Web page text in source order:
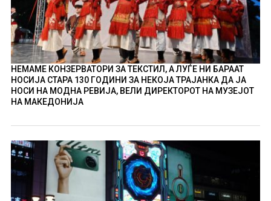
НЕМАМЕ КОНЗЕРВАТОРИ ЗА ТЕКСТИЛ, А ЛУЃЕ НИ БАРААТ
НОСИЈА СТАРА 130 ГОДИНИ ЗА НЕКОЈА ТРАЈАНКА ДА ЈА
НОСИ НА МОДНА РЕВИЈА, ВЕЛИ ДИРЕКТОРОТ НА МУЗЕЈОТ
НА МАКЕДОНИЈА